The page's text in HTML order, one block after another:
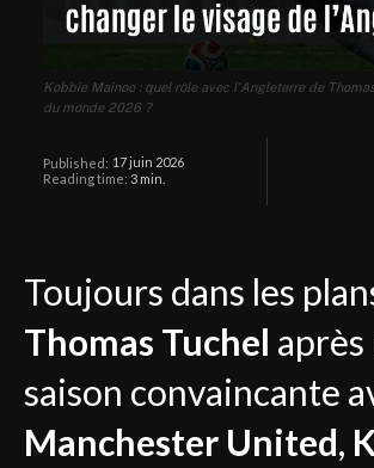
Kobbie Mainoo : quel rôle avec l'Angleterre de
du monde 2026 ?
Published: 17 juin 2026
Reading time: 3 min.
Toujours dans les
Thomas Tuchel après
saison convaincante
Manchester United,